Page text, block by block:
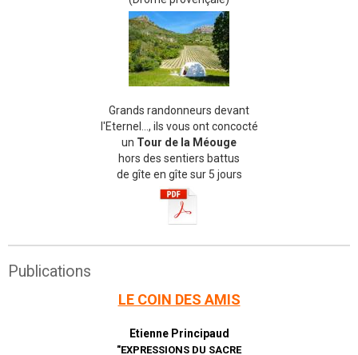
Grands randonneurs devant
l'Eternel..., ils vous ont concocté
un Tour de la Méouge
hors des sentiers battus
de gîte en gîte sur 5 jours
Publications
LE COIN DES AMIS
Etienne Principaud
"EXPRESSIONS DU SACRE